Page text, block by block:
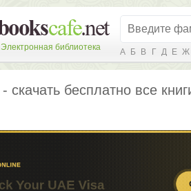
Электронная библиотека А Б В Г Д Е Ж
- скачать бесплатно все